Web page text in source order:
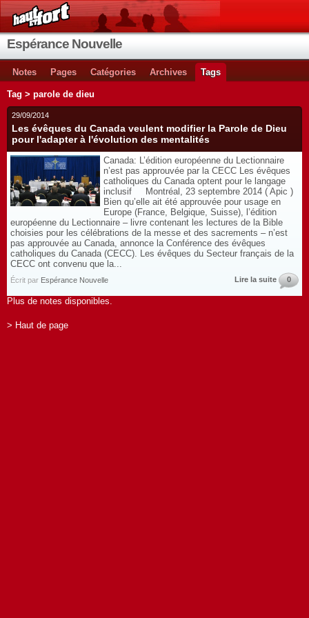
Espérance Nouvelle
Notes Pages Catégories Archives Tags
Tag > parole de dieu
29/09/2014
Les évêques du Canada veulent modifier la Parole de Dieu
pour l'adapter à l'évolution des mentalités
Canada: L’édition européenne du Lectionnaire
n’est pas approuvée par la CECC Les évêques
catholiques du Canada optent pour le langage
inclusif Montréal, 23 septembre 2014 ( Apic )
Bien qu’elle ait été approuvée pour usage en
Europe (France, Belgique, Suisse), l’édition
européenne du Lectionnaire – livre contenant les lectures de la Bible
choisies pour les célébrations de la messe et des sacrements – n’est
pas approuvée au Canada, annonce la Conférence des évêques
catholiques du Canada (CECC). Les évêques du Secteur français de la
CECC ont convenu que la...
Écrit par Espérance Nouvelle Lire la suite 0
Plus de notes disponibles.
> Haut de page